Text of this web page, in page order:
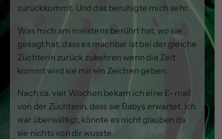
zurückkommt. Und das beruhigte mich sehr.
Was mich am meistens berührt hat, wo sie
gesagt hat, dass es machbar ist bei der gleiche
Züchterin zurück zukehren wenn die Zeit
kommt wird sie mir ein Zeichen geben.
Nach ca. vier Wochen bekam ich eine E-mail
von der Züchterin, dass sie Babys erwartet. Ich
war überwältigt, könnte es nicht glauben da
sie nichts von dir wusste.